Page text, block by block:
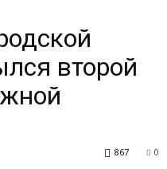
второй
0
867